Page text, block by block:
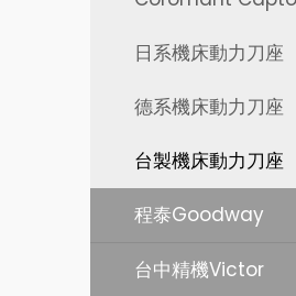
日系機床動力刀座
德系機床動力刀座
台製機床動力刀座
程泰Goodway
台中精機Victor